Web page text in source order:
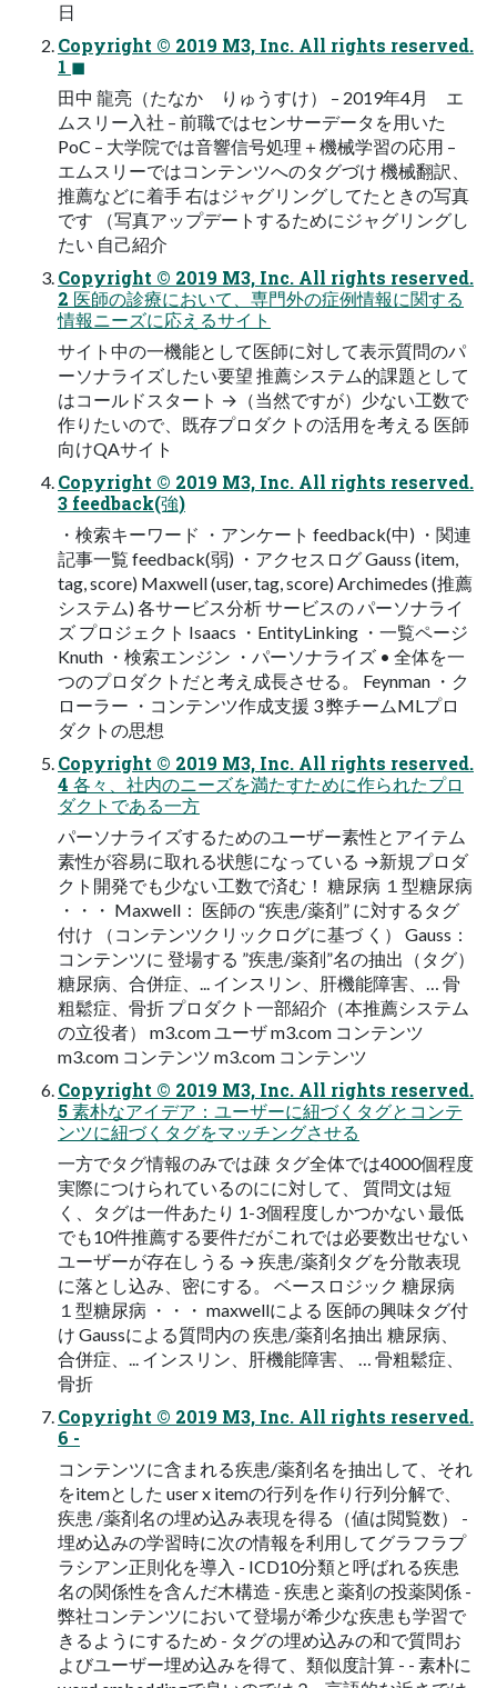
日
Copyright © 2019 M3, Inc. All rights reserved.
1 ◼
田中 龍亮（たなか りゅうすけ） – 2019年4月 エ
ムスリー入社 – 前職ではセンサーデータを用いた
PoC – 大学院では音響信号処理＋機械学習の応用 –
エムスリーではコンテンツへのタグづけ 機械翻訳、
推薦などに着手 右はジャグリングしてたときの写真
です （写真アップデートするためにジャグリングし
たい 自己紹介
Copyright © 2019 M3, Inc. All rights reserved.
2 医師の診療において、専門外の症例情報に関する
情報ニーズに応えるサイト
サイト中の一機能として医師に対して表示質問のパ
ーソナライズしたい要望 推薦システム的課題として
はコールドスタート →（当然ですが）少ない工数で
作りたいので、既存プロダクトの活用を考える 医師
向けQAサイト
Copyright © 2019 M3, Inc. All rights reserved.
3 feedback(強)
・検索キーワード ・アンケート feedback(中) ・関連
記事一覧 feedback(弱) ・アクセスログ Gauss (item,
tag, score) Maxwell (user, tag, score) Archimedes (推薦
システム) 各サービス分析 サービスの パーソナライ
ズ プロジェクト Isaacs ・EntityLinking ・一覧ページ
Knuth ・検索エンジン ・パーソナライズ • 全体を一
つのプロダクトだと考え成長させる。 Feynman ・ク
ローラー ・コンテンツ作成支援 3 弊チームMLプロ
ダクトの思想
Copyright © 2019 M3, Inc. All rights reserved.
4 各々、社内のニーズを満たすために作られたプロ
ダクトである一方
パーソナライズするためのユーザー素性とアイテム
素性が容易に取れる状態になっている →新規プロダ
クト開発でも少ない工数で済む！ 糖尿病 １型糖尿病
・・・ Maxwell： 医師の “疾患/薬剤” に対するタグ
付け （コンテンツクリックログに基づ く） Gauss：
コンテンツに 登場する ”疾患/薬剤”名の抽出（タグ）
糖尿病、合併症、... インスリン、肝機能障害、… 骨
粗鬆症、骨折 プロダクト一部紹介（本推薦システム
の立役者） m3.com ユーザ m3.com コンテンツ
m3.com コンテンツ m3.com コンテンツ
Copyright © 2019 M3, Inc. All rights reserved.
5 素朴なアイデア：ユーザーに紐づくタグとコンテ
ンツに紐づくタグをマッチングさせる
一方でタグ情報のみでは疎 タグ全体では4000個程度
実際につけられているのにに対して、 質問文は短
く、タグは一件あたり 1-3個程度しかつかない 最低
でも10件推薦する要件だがこれでは必要数出せない
ユーザーが存在しうる → 疾患/薬剤タグを分散表現
に落とし込み、密にする。 ベースロジック 糖尿病
１型糖尿病 ・・・ maxwellによる 医師の興味タグ付
け Gaussによる質問内の 疾患/薬剤名抽出 糖尿病、
合併症、... インスリン、肝機能障害、 … 骨粗鬆症、
骨折
Copyright © 2019 M3, Inc. All rights reserved.
6 -
コンテンツに含まれる疾患/薬剤名を抽出して、それ
をitemとした user x itemの行列を作り行列分解で、
疾患 /薬剤名の埋め込み表現を得る（値は閲覧数） -
埋め込みの学習時に次の情報を利用してグラフラプ
ラシアン正則化を導入 - ICD10分類と呼ばれる疾患
名の関係性を含んだ木構造 - 疾患と薬剤の投薬関係 -
弊社コンテンツにおいて登場が希少な疾患も学習で
きるようにするため - タグの埋め込みの和で質問お
よびユーザー埋め込みを得て、類似度計算 - - 素朴に